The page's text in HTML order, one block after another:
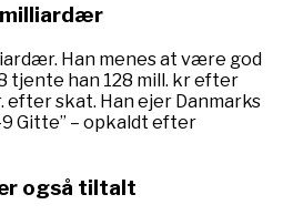
milliardær
Han menes at være god
tjente han 128 mill. kr efter
efter skat. Han ejer Danmarks
Gitte” – opkaldt efter
også tiltalt